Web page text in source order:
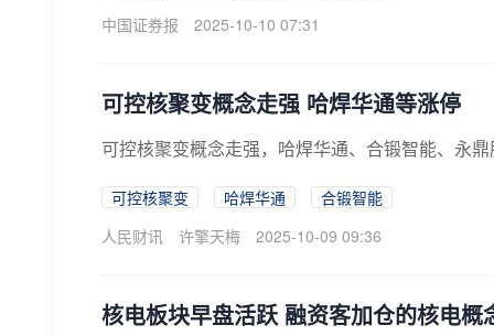
中国证券报
2025-10-10 07:31
可控核聚变概念走强 哈焊华通等涨停
可控核聚变概念走强，哈焊华通、合锻智能、永
可控核聚变 哈焊华通
合锻智能
人民财讯
许擎天梅 2025-10-09 09:36
核电板块早盘活跃 融资客加仓的核电概